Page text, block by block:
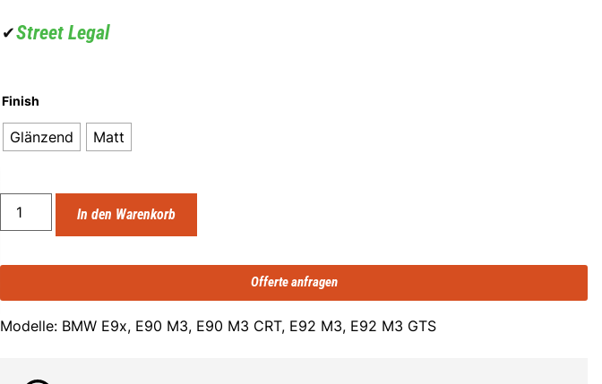
✔Street Legal
Finish
Glänzend Matt
In den Warenkorb
Offerte anfragen
Modelle: BMW E9x, E90 M3, E90 M3 CRT, E92 M3, E92 M3 GTS